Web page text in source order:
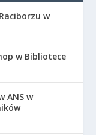
w
w Bibliotece
ANS w